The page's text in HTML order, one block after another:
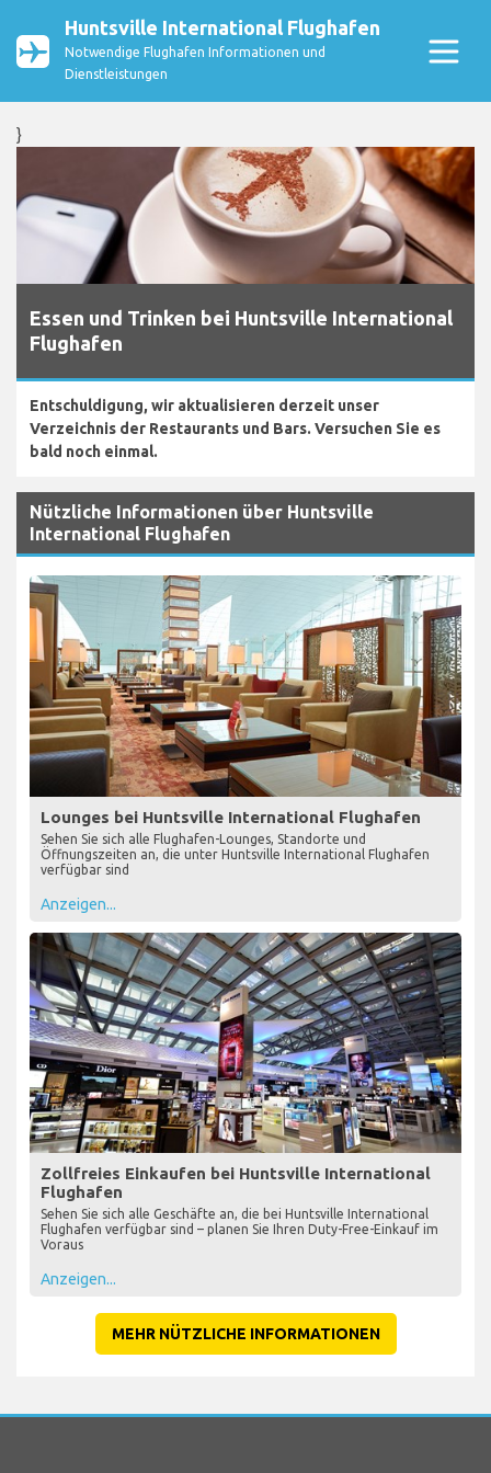
Huntsville International Flughafen
Notwendige Flughafen Informationen und
Dienstleistungen
}
Essen und Trinken bei Huntsville International
Flughafen
Entschuldigung, wir aktualisieren derzeit unser
Verzeichnis der Restaurants und Bars. Versuchen Sie es
bald noch einmal.
Nützliche Informationen über Huntsville
International Flughafen
Lounges bei Huntsville International Flughafen
Sehen Sie sich alle Flughafen-Lounges, Standorte und
Öffnungszeiten an, die unter Huntsville International Flughafen
verfügbar sind
Anzeigen...
Zollfreies Einkaufen bei Huntsville International
Flughafen
Sehen Sie sich alle Geschäfte an, die bei Huntsville International
Flughafen verfügbar sind – planen Sie Ihren Duty-Free-Einkauf im
Voraus
Anzeigen...
MEHR NÜTZLICHE INFORMATIONEN